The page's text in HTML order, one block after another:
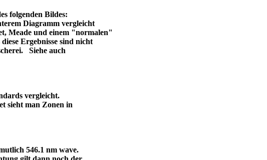
folgenden Bildes:
Diagramm vergleicht
Meade und einem "normalen"
Ergebnisse sind nicht
Siehe auch
vergleicht.
sieht man Zonen in
546.1 nm wave.